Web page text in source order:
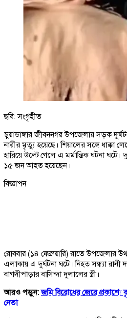
ছবি: সংগৃহীত
চুয়াডাঙ্গার জীবননগর উপজেলায় সড়ক
নারীর মৃত্যু হয়েছে। শিয়ালের সঙ্গে ধাক্কা
হারিয়ে উল্টে গেলে এ মর্মান্তিক ঘটনা
১৫ জন আহত হয়েছেন।
বিজ্ঞাপন
রোববার (১৪ ফেব্রুয়ারি) রাতে উপজেলার
এলাকায় এ দুর্ঘটনা ঘটে। নিহত সন্ধ্যা রানী
বাগদীপাড়ার বাসিন্দা দুলালের স্ত্রী।
আরও পড়ুন:জমি বিরোধের জেরে প্রকাশ্যে
নেতা